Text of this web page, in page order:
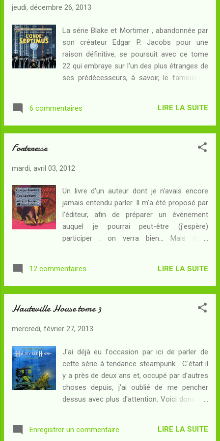
tenants et aboutissants du grimoire.
marchande d'armes permet d'équilibrer la
situation jusqu'à l'arrivée de Hydra, le
mercenaire barbare dont les crimes vont
réveiller une haine plus corrosive même et
plus dangereuse surtout, peut-être, que
pourra-t-elle s'échapper de Hemden ? Le
jeudi, décembre 26, 2013
La série Blake et Mortimer , abandonnée par
son créateur Edgar P. Jacobs pour une
raison définitive, se poursuit avec ce tome
22 qui embraye sur l'un des plus étranges de
ses prédécesseurs, à savoir, le fameux La
certains ont déjà été croisés par ici) allaient-
ils s'en tirer ? Résumé : Les inquiétantes
sont à l'origine de l'affaire de la Marque
de théâtre. Pourtant, l'onde Méga est une
Mortimer dans le plus grand secret... sans
savoir qu'une cabale d'admirateurs de
Septimus tente en même temps de mettre la
main sur le cobaye historique du scientifique
dévoyé, le fameux "Guinea Pig" et donc nul
que conduisent aussi bien Mortimer que les
6 commentaires LIRE LA SUITE
Forteresse
mardi, avril 03, 2012
Un livre d'un auteur dont je n'avais encore
jamais entendu parler. Il m'a été proposé par
l'éditeur, afin de préparer un événement
auquel je pourrai peut-être (j'espère)
participer : on verra bien... Mais dans
supranationales contribuent désormais à
dessiner une carte géopolitique toujours
succédé la République libre de Californie, la
Etats Bibliques Américains. En Europe, les
restent dans toutes les mémoires : une
guerre civile où des musulmans intégristes
ont tenté de prendre le pouvoir dans
plusieurs pays. Dans un monde remodelé, il
semble bien que les pouvoirs dominants ne
ceux des supranationales : leurs dirigeants
12 commentaires LIRE LA SUITE
Hauteville House tome 3
mercredi, février 27, 2013
J'ai déjà eu l'occasion par ici de parler de
cette série à tendance steampunk . C'était il
y a près de deux ans et, occupé par d'autres
choses depuis, j'ai oublié de me pencher
dessus avec plus d'attention. Voici donc ma
hécatombe que les soldats républicains
Enregistrer un commentaire LIRE LA SUITE